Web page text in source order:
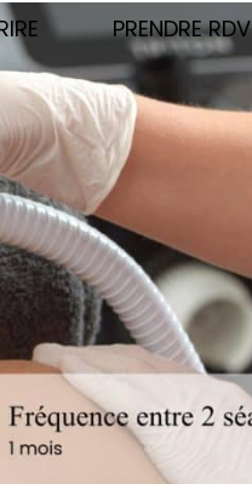
PRENDRE RDV